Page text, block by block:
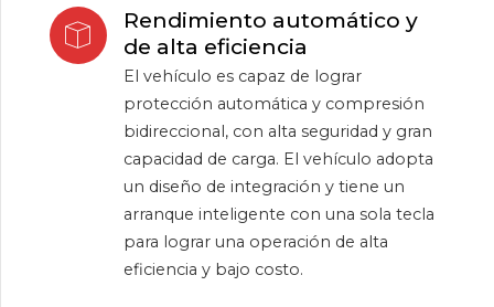
Rendimiento automático y
de alta eficiencia
El vehículo es capaz de lograr
protección automática y compresión
bidireccional, con alta seguridad y gran
capacidad de carga. El vehículo adopta
un diseño de integración y tiene un
arranque inteligente con una sola tecla
para lograr una operación de alta
eficiencia y bajo costo.